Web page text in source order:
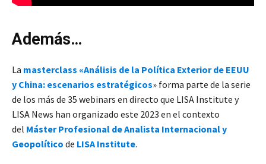
Además…
La masterclass «Análisis de la Política Exterior de EEUU
y China: escenarios estratégicos» forma parte de la serie
de los más de 35 webinars en directo que LISA Institute y
LISA News han organizado este 2023 en el contexto
del Máster Profesional de Analista Internacional y
Geopolítico de LISA Institute.